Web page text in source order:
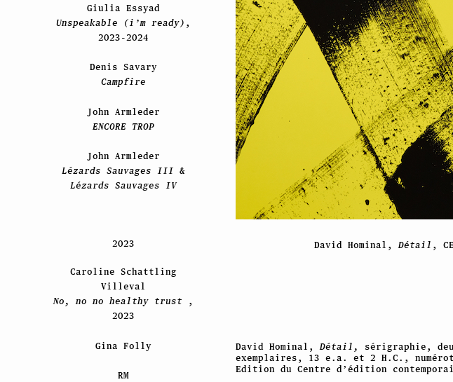
David Hominal, Détail ,
David Hominal, Détail, sérigraphie,
exemplaires, 13 e.a. et 2 H.C.,
Edition du Centre d’édition
Giulia Essyad
Unspeakable (i’m ready) ,
2023-2024
Denis Savary
Campfire
John Armleder
ENCORE TROP
John Armleder
Lézards Sauvages III &
Lézards Sauvages IV
2023
Caroline Schattling
Villeval
No, no no healthy trust ,
2023
Gina Folly
RM